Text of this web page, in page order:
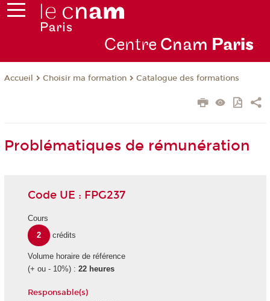
Centre Cnam Paris
Accueil Choisir ma formation Catalogue des formations
Problématiques de rémunération
Code UE : FPG237
Cours
2
crédits
Volume horaire de référence
(+ ou - 10%) : 22 heures
Responsable(s)